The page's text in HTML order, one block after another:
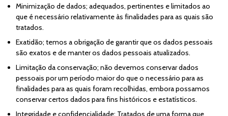
Minimização de dados; adequados, pertinentes e limitados ao
que é necessário relativamente às finalidades para as quais são
tratados.
Exatidão; temos a obrigação de garantir que os dados pessoais
são exatos e de manter os dados pessoais atualizados.
Limitação da conservação; não devemos conservar dados
pessoais por um período maior do que o necessário para as
finalidades para as quais foram recolhidas, embora possamos
conservar certos dados para fins históricos e estatísticos.
Integridade e confidencialidade; Tratados de uma forma que